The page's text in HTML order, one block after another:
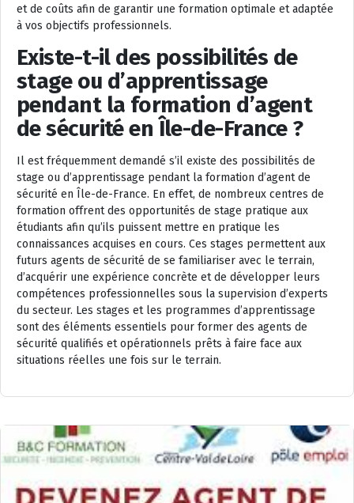
et de coûts afin de garantir une formation optimale et adaptée
à vos objectifs professionnels.
Existe-t-il des possibilités de
stage ou d’apprentissage
pendant la formation d’agent
de sécurité en Île-de-France ?
Il est fréquemment demandé s’il existe des possibilités de
stage ou d’apprentissage pendant la formation d’agent de
sécurité en Île-de-France. En effet, de nombreux centres de
formation offrent des opportunités de stage pratique aux
étudiants afin qu’ils puissent mettre en pratique les
connaissances acquises en cours. Ces stages permettent aux
futurs agents de sécurité de se familiariser avec le terrain,
d’acquérir une expérience concrète et de développer leurs
compétences professionnelles sous la supervision d’experts
du secteur. Les stages et les programmes d’apprentissage
sont des éléments essentiels pour former des agents de
sécurité qualifiés et opérationnels prêts à faire face aux
situations réelles une fois sur le terrain.